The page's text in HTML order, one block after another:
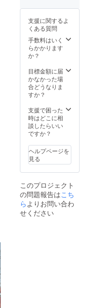
支援に関するよ
くある質問
手数料はいく
らかかります
か？
目標金額に届
かなかった場
合どうなりま
すか？
支援で困った
時はどこに相
談したらいい
ですか？
ヘルプページを
見る
このプロジェクト
の問題報告はこち
ら よりお問い合わ
せください